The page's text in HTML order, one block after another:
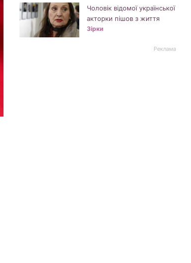
Чоловік відомої української
акторки пішов з життя
Зірки
Реклама